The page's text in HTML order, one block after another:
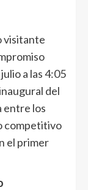
visitante
a las 4:05
del
entre los
competitivo
el primer